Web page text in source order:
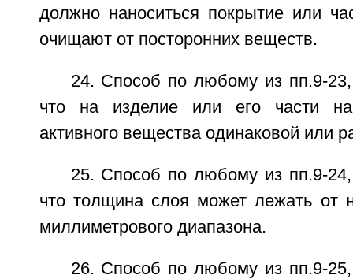
должно наноситься покрытие или
очищают от посторонних веществ.
24. Способ по любому из пп.9-
что на изделие или его части
активного вещества одинаковой или
25. Способ по любому из пп.9-
что толщина слоя может лежать от
миллиметрового диапазона.
26. Способ по любому из пп.9-